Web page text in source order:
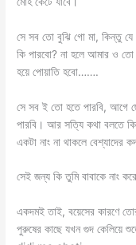
সে সব তো বুঝি গো মা, কিন্তু যে
কি পারবো? না হলে আমার ও
হয়ে পোয়াতি হবো…….
সে সব ই তো হতে পারবি, আগে
পারবি। আর সত্যি কথা বলতে কি
একটা নাং না থাকলে বেশ্যাদের
সেই জন্য কি তুমি বাবাকে নাং
একদমই তাই, বয়েসের কারণে
পুরুষের কাছে যখন গুদ কেলিয়ে